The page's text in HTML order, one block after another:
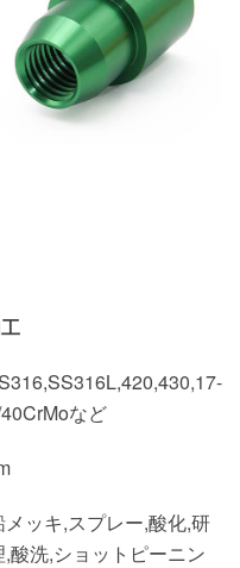
など
ッキ,スプレー,酸化,研
酸洗,ショットピーニン